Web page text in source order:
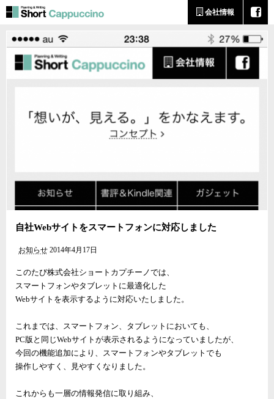
会社情報
自社Webサイトをスマートフォンに対応しました
お知らせ 2014年4月17日
このたび株式会社ショートカプチーノでは、
スマートフォンやタブレットに最適化した
Webサイトを表示するように対応いたしました。
これまでは、スマートフォン、タブレットにおいても、
PC版と同じWebサイトが表示されるようになっていましたが、
今回の機能追加により、スマートフォンやタブレットでも
操作しやすく、見やすくなりました。
これからも一層の情報発信に取り組み、